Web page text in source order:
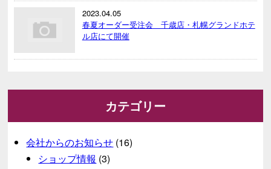
2023.04.05
春夏オーダー受注会 千歳店・札幌グランドホテ
ル店にて開催
カテゴリー
会社からのお知らせ (16)
ショップ情報 (3)